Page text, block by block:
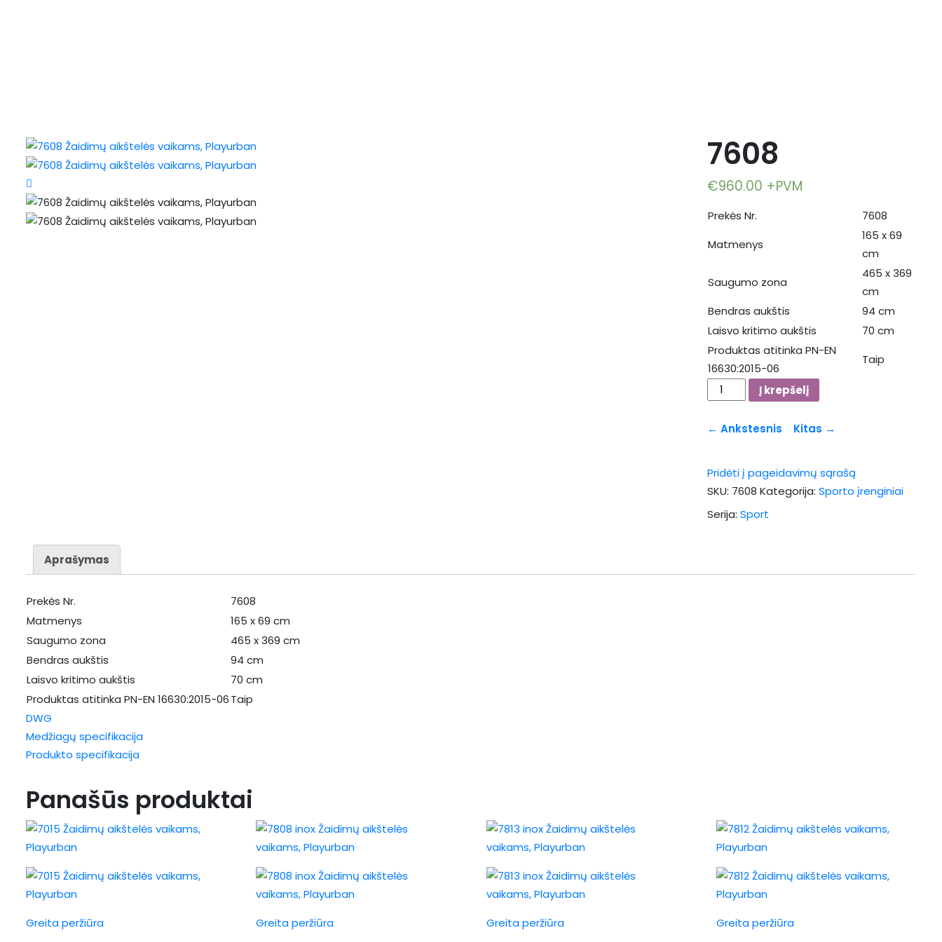
7608
€960.00 +PVM
Prekės Nr.
7608
Matmenys
165 x 69
cm
Saugumo zona
465 x 369
cm
Bendras aukštis
94 cm
Laisvo kritimo aukštis
70 cm
Produktas atitinka PN-EN
16630:2015-06
Taip
produkto
kiekis:
7608
Į krepšelį
← Ankstesnis Kitas →
Pridėti į pageidavimų sąrašą
SKU: 7608Kategorija: Sporto įrenginiai
Serija:Sport
Aprašymas
Prekės Nr.
7608
Matmenys
165 x 69 cm
Saugumo zona
465 x 369 cm
Bendras aukštis
94 cm
Laisvo kritimo aukštis
70 cm
Produktas atitinka PN-EN 16630:2015-06Taip
DWG
Medžiagų specifikacija
Produkto specifikacija
Panašūs produktai
Greita peržiūra Greita peržiūra Greita peržiūra Greita peržiūra